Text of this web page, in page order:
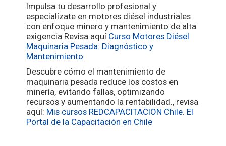
Impulsa tu desarrollo profesional y
especialízate en motores diésel industriales
con enfoque minero y mantenimiento de alta
exigencia Revisa aquí Curso Motores Diésel
Maquinaria Pesada: Diagnóstico y
Mantenimiento
Descubre cómo el mantenimiento de
maquinaria pesada reduce los costos en
minería, evitando fallas, optimizando
recursos y aumentando la rentabilidad., revisa
aquí: Mis cursos REDCAPACITACION Chile. El
Portal de la Capacitación en Chile